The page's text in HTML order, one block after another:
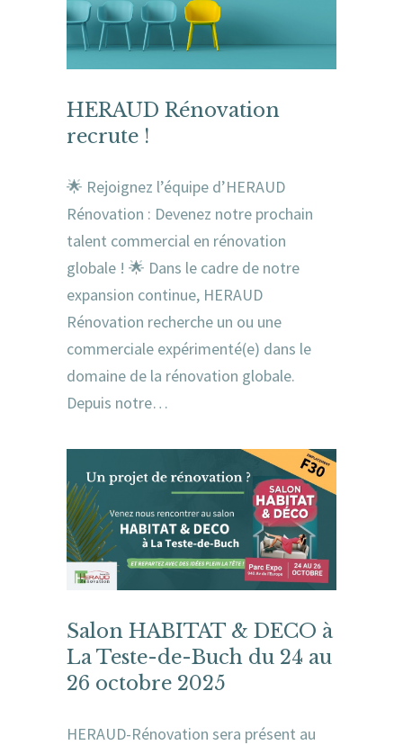
HERAUD Rénovation
recrute !
🌟 Rejoignez l’équipe d’HERAUD
Rénovation : Devenez notre prochain
talent commercial en rénovation
globale ! 🌟 Dans le cadre de notre
expansion continue, HERAUD
Rénovation recherche un ou une
commerciale expérimenté(e) dans le
domaine de la rénovation globale.
Depuis notre…
Salon HABITAT & DECO à
La Teste-de-Buch du 24 au
26 octobre 2025
HERAUD-Rénovation sera présent au